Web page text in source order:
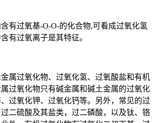
过氧基-O-O-的化合物,可看成过氧化氢
有过氧离子是其特征。
过氧化物、过氧化氢、过氧酸盐和有机
过氧化物只有碱金属和碱土金属的过氧化
过氧化钾、过氧化钙等。另外，常见的过
二硫酸及其盐类，过二磷酸，以及钛、铬